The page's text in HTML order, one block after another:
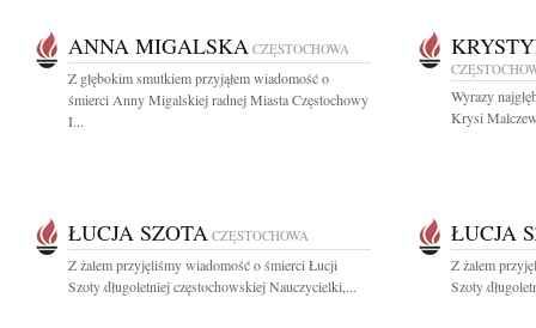
ANNA MIGALSKA CZĘSTOCHOWA
Z głębokim smutkiem przyjąłem wiadomość o
śmierci Anny Migalskiej radnej Miasta Częstochowy
I...
Wyrazy
Krysi
ŁUCJA SZOTA CZĘSTOCHOWA
Z żalem przyjęliśmy wiadomość o śmierci Łucji
Szoty długoletniej częstochowskiej Nauczycielki,...
ŁUCJA
Z żalem
Szoty